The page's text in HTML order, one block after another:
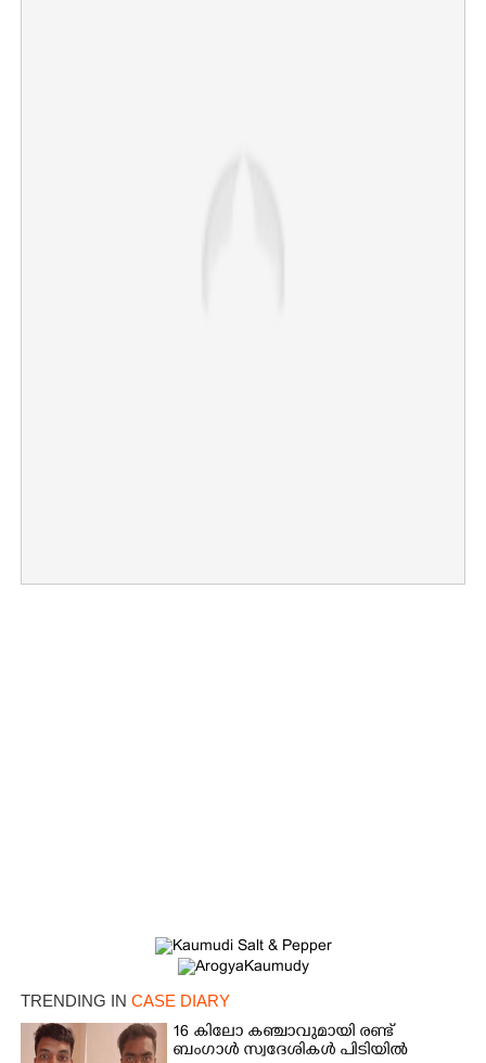
TRENDING IN CASE DIARY
16 കിലോ കഞ്ചാവുമായി രണ്ട്
ബംഗാൾ സ്വദേശികൾ പിടിയിൽ
Share this link